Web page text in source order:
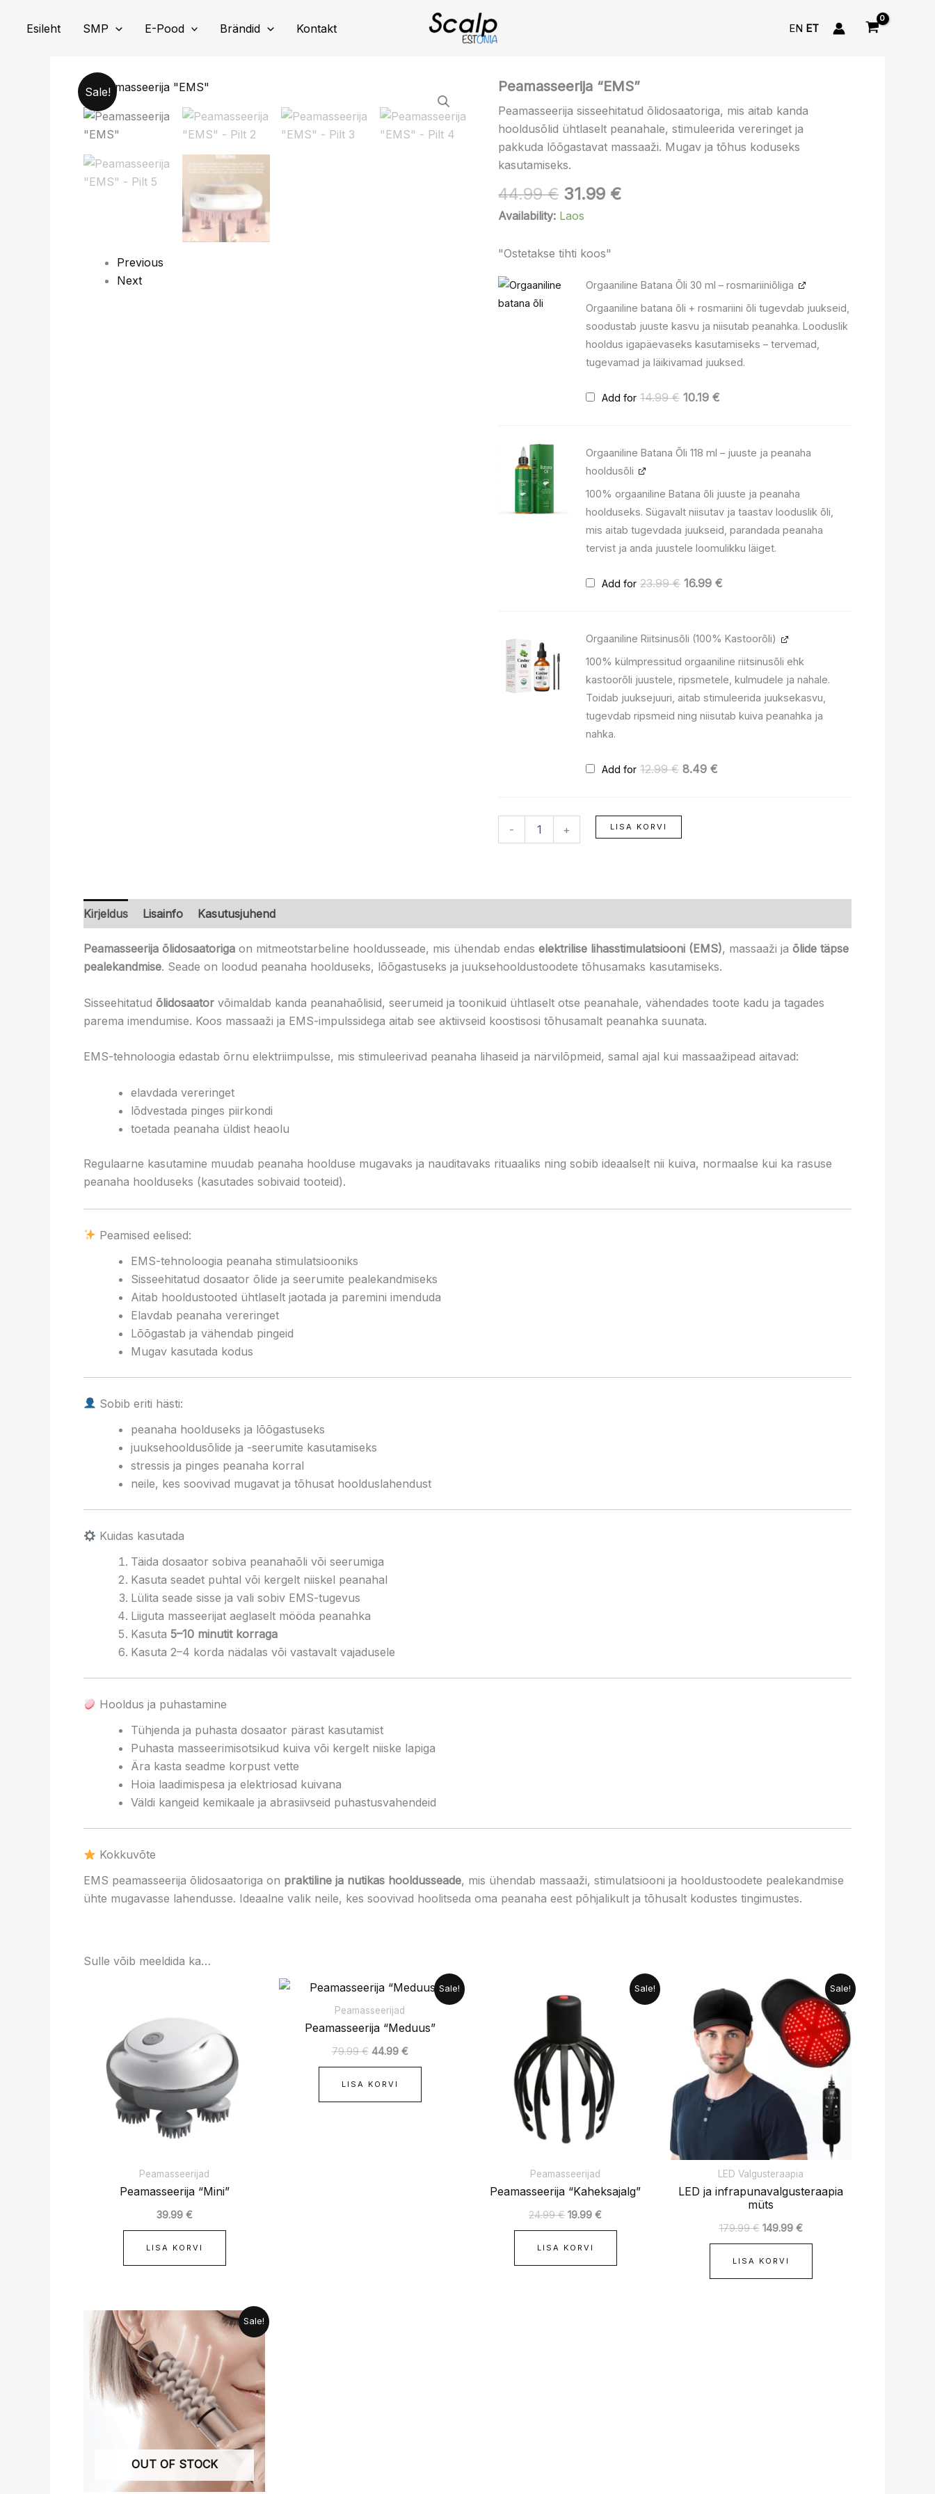
Esileht SMP E-Pood Brändid Kontakt EN ET
Sale!
Previous
Next
Peamasseerija “EMS”
Peamasseerija sisseehitatud õlidosaatoriga, mis aitab kanda
hooldusõlid ühtlaselt peanahale, stimuleerida vereringet ja
pakkuda lõõgastavat massaaži. Mugav ja tõhus koduseks
kasutamiseks.
44.99€
Algne
hind
oli:
44.99 €.
31.99 €
Praegune
hind
on:
31.99 €.
Availability: Laos
"Ostetakse tihti koos"
Orgaaniline Batana Õli 30 ml – rosmariiniõliga
Orgaaniline batana õli + rosmariini õli tugevdab juukseid,
soodustab juuste kasvu ja niisutab peanahka. Looduslik
hooldus igapäevaseks kasutamiseks – tervemad,
tugevamad ja läikivamad juuksed.
Add for 14.99€
Algne
hind
14.99 €.
10.19€
Praegune
hind
10.19 €.
Orgaaniline Batana Õli 118 ml – juuste ja peanaha
hooldusõli
100% orgaaniline Batana õli juuste ja peanaha
hoolduseks. Sügavalt niisutav ja taastav looduslik õli,
mis aitab tugevdada juukseid, parandada peanaha
tervist ja anda juustele loomulikku läiget.
Add for 23.99€
Algne
hind
16.99€
Praegune
hind
Orgaaniline Riitsinusõli (100% Kastoorõli)
100% külmpressitud orgaaniline riitsinusõli ehk
kastoorõli juustele, ripsmetele, kulmudele ja nahale.
Toidab juuksejuuri, aitab stimuleerida juuksekasvu,
tugevdab ripsmeid ning niisutab kuiva peanahka ja
nahka.
Add for 12.99€
Algne
hind
12.99 €.
8.49€
Praegune
hind
8.49 €.
-
Peamasseerija
kogus
+ LISA KORVI
Kirjeldus Lisainfo Kasutusjuhend
Peamasseerija õlidosaatoriga on mitmeotstarbeline hooldusseade, mis ühendab endas elektrilise lihasstimulatsiooni (EMS), massaaži ja õlide täpse
pealekandmise. Seade on loodud peanaha hoolduseks, lõõgastuseks ja juuksehooldustoodete tõhusamaks kasutamiseks.
Sisseehitatud õlidosaator võimaldab kanda peanahaõlisid, seerumeid ja toonikuid ühtlaselt otse peanahale, vähendades toote kadu ja tagades
parema imendumise. Koos massaaži ja EMS-impulssidega aitab see aktiivseid koostisosi tõhusamalt peanahka suunata.
EMS-tehnoloogia edastab õrnu elektriimpulsse, mis stimuleerivad peanaha lihaseid ja närvilõpmeid, samal ajal kui massaažipead aitavad:
elavdada vereringet
lõdvestada pinges piirkondi
toetada peanaha üldist heaolu
Regulaarne kasutamine muudab peanaha hoolduse mugavaks ja nauditavaks rituaaliks ning sobib ideaalselt nii kuiva, normaalse kui ka rasuse
peanaha hoolduseks (kasutades sobivaid tooteid).
Peamised eelised:
EMS-tehnoloogia peanaha stimulatsiooniks
Sisseehitatud dosaator õlide ja seerumite pealekandmiseks
Aitab hooldustooted ühtlaselt jaotada ja paremini imenduda
Elavdab peanaha vereringet
Lõõgastab ja vähendab pingeid
Mugav kasutada kodus
Sobib eriti hästi:
peanaha hoolduseks ja lõõgastuseks
juuksehooldusõlide ja -seerumite kasutamiseks
stressis ja pinges peanaha korral
neile, kes soovivad mugavat ja tõhusat hoolduslahendust
Kuidas kasutada
Täida dosaator sobiva peanahaõli või seerumiga
Kasuta seadet puhtal või kergelt niiskel peanahal
Lülita seade sisse ja vali sobiv EMS-tugevus
Liiguta masseerijat aeglaselt mööda peanahka
Kasuta 5–10 minutit korraga
Kasuta 2–4 korda nädalas või vastavalt vajadusele
Hooldus ja puhastamine
Tühjenda ja puhasta dosaator pärast kasutamist
Puhasta masseerimisotsikud kuiva või kergelt niiske lapiga
Ära kasta seadme korpust vette
Hoia laadimispesa ja elektriosad kuivana
Väldi kangeid kemikaale ja abrasiivseid puhastusvahendeid
Kokkuvõte
EMS peamasseerija õlidosaatoriga on praktiline ja nutikas hooldusseade, mis ühendab massaaži, stimulatsiooni ja hooldustoodete pealekandmise
ühte mugavasse lahendusse. Ideaalne valik neile, kes soovivad hoolitseda oma peanaha eest põhjalikult ja tõhusalt kodustes tingimustes.
Sulle võib meeldida ka…
Peamasseerijad
Peamasseerija “Mini”
39.99 €
LISA KORVI
Sale!
Peamasseerijad
Peamasseerija “Meduus”
79.99€
Algne
hind
oli:
79.99 €.
44.99 €
Praegune
44.99 €.
LISA KORVI
Sale!
Peamasseerijad
Peamasseerija “Kaheksajalg”
24.99€
hind
oli:
24.99 €.
19.99 €
Praegune
LISA KORVI
Sale!
LED Valgusteraapia
LED ja infrapunavalgusteraapia
müts
179.99€
Algne
hind
oli:
179.99 €.
149.99 €
Praegune
hind
on:
149.99 €.
LISA KORVI
Sale!
OUT OF STOCK
hind
oli:
139.99 €.
Praegune
hind
on:
124.99 €.